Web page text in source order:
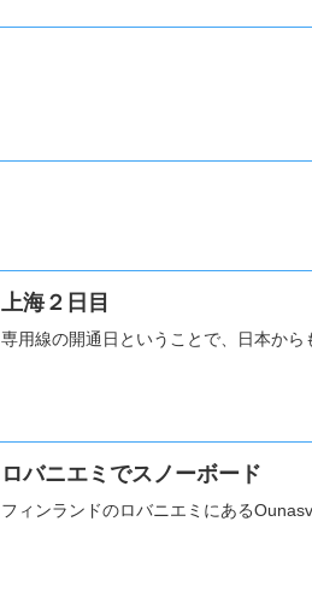
上海２日目
専用線の開通日ということで、日本から
ロバニエミでスノーボード
フィンランドのロバニエミにある